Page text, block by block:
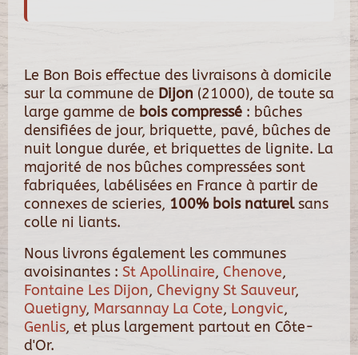
Le Bon Bois effectue des livraisons à domicile
sur la commune de Dijon (21000), de toute sa
large gamme de bois compressé : bûches
densifiées de jour, briquette, pavé, bûches de
nuit longue durée, et briquettes de lignite. La
majorité de nos bûches compressées sont
fabriquées, labélisées en France à partir de
connexes de scieries, 100% bois naturelsans
colle ni liants.
Nous livrons également les communes
avoisinantes : St Apollinaire, Chenove,
Fontaine Les Dijon, Chevigny St Sauveur,
Quetigny, Marsannay La Cote, Longvic,
Genlis, et plus largement partout en Côte-
d'Or.